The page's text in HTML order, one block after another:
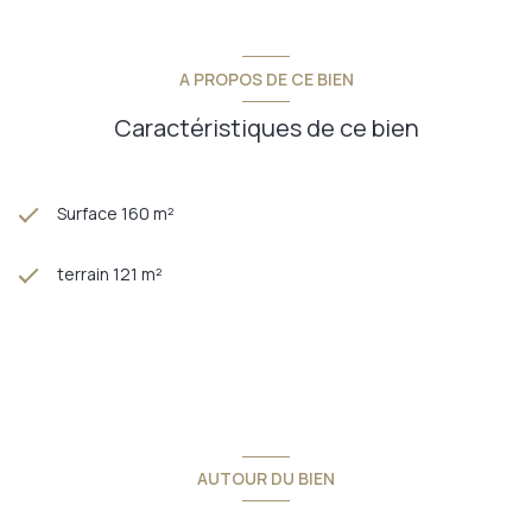
A PROPOS DE CE BIEN
Caractéristiques de ce bien
Surface 160 m²
terrain 121 m²
AUTOUR DU BIEN